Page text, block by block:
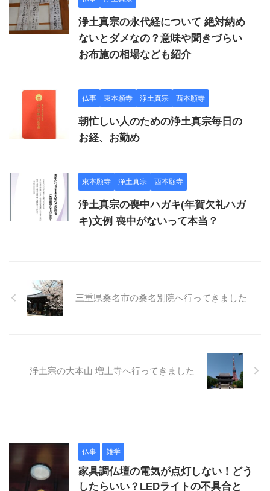
浄土真宗の永代経について 絶対納め
ないとダメなの？意味や聞きづらい
お布施の相場なども紹介
仏事 東本願寺 浄土真宗 西本願寺
朝忙しい人のための浄土真宗毎日の
お経、お勤め
東本願寺 浄土真宗 西本願寺
浄土真宗の喪中ハガキ(年賀欠礼ハガ
キ)文例 喪中がないって本当？
三重県桑名市の桑名別院へ行ってきました
浄土宗の大本山 増上寺へ行ってきました
仏事 雑学
家具調仏壇の電気が点灯しない！どう
したらいい？LEDライトの不具合と